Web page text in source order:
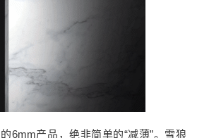
6mm产品，绝非简单的“减薄”。雪狼